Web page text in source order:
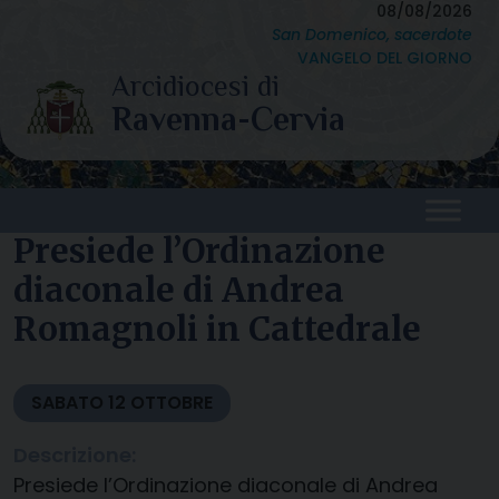
content
08/08/2026
San Domenico, sacerdote
VANGELO DEL GIORNO
Presiede l’Ordinazione
diaconale di Andrea
Romagnoli in Cattedrale
SABATO 12 OTTOBRE
Presiede l’Ordinazione diaconale di Andrea